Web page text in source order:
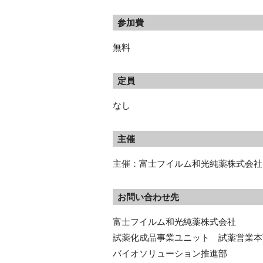
参加費
無料
定員
なし
主催
主催：富士フイルム和光純薬株式会社
お問い合わせ先
富士フイルム和光純薬株式会社
試薬化成品事業ユニット　試薬営業
バイオソリューション推進部